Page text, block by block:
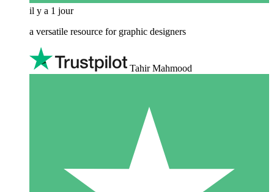
il y a 1 jour
a versatile resource for graphic designers
Tahir Mahmood